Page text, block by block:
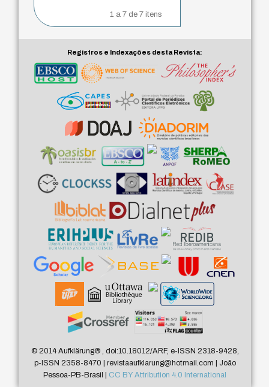
1 a 7 de 7 itens
Registros e Indexações desta Revista:
© 2014 Aufklärung®, doi:10.18012/ARF, e-ISSN 2318-9428,
p-ISSN 2358-8470 | revistaaufklarung@hotmail.com | João
Pessoa-PB-Brasil | CC BY Attribution 4.0 International